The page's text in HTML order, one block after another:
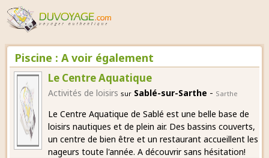
Piscine : A voir également
Le Centre Aquatique
Activités de loisirs sur Sablé-sur-Sarthe - Sarthe
Le Centre Aquatique de Sablé est une belle base de
loisirs nautiques et de plein air. Des bassins couverts,
un centre de bien être et un restaurant accueillent les
nageurs toute l'année. A découvrir sans hésitation!